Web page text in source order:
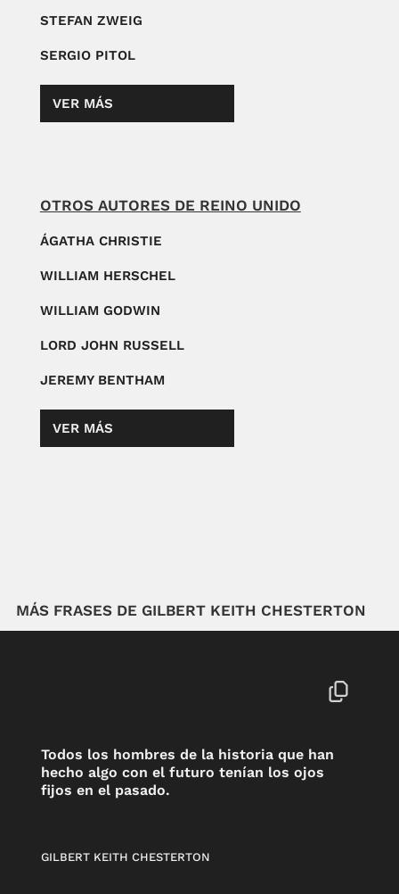
STEFAN ZWEIG
SERGIO PITOL
VER MÁS
OTROS AUTORES DE REINO UNIDO
ÁGATHA CHRISTIE
WILLIAM HERSCHEL
WILLIAM GODWIN
LORD JOHN RUSSELL
JEREMY BENTHAM
VER MÁS
MÁS FRASES DE GILBERT KEITH CHESTERTON
Todos los hombres de la historia que han
hecho algo con el futuro tenían los ojos
fijos en el pasado.
GILBERT KEITH CHESTERTON